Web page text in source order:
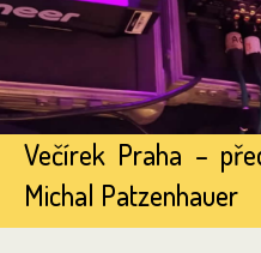
Večírek Praha –
Michal Patzenhauer